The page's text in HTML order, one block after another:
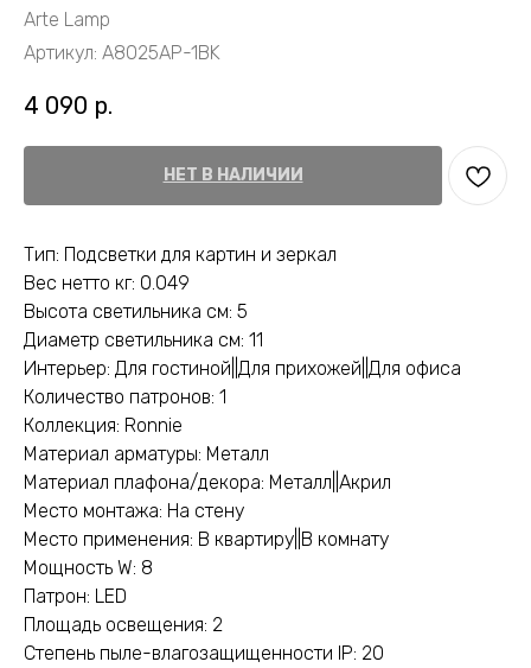
Arte Lamp
Артикул: A8025AP-1BK
4 090 р.
НЕТ В НАЛИЧИИ
Тип: Подсветки для картин и зеркал
Вес нетто кг: 0.049
Высота светильника см: 5
Диаметр светильника см: 11
Интерьер: Для гостиной||Для прихожей||Для офиса
Количество патронов: 1
Коллекция: Ronnie
Материал арматуры: Металл
Материал плафона/декора: Металл||Акрил
Место монтажа: На стену
Место применения: В квартиру||В комнату
Мощность W: 8
Патрон: LED
Площадь освещения: 2
Степень пыле-влагозащищенности IP: 20